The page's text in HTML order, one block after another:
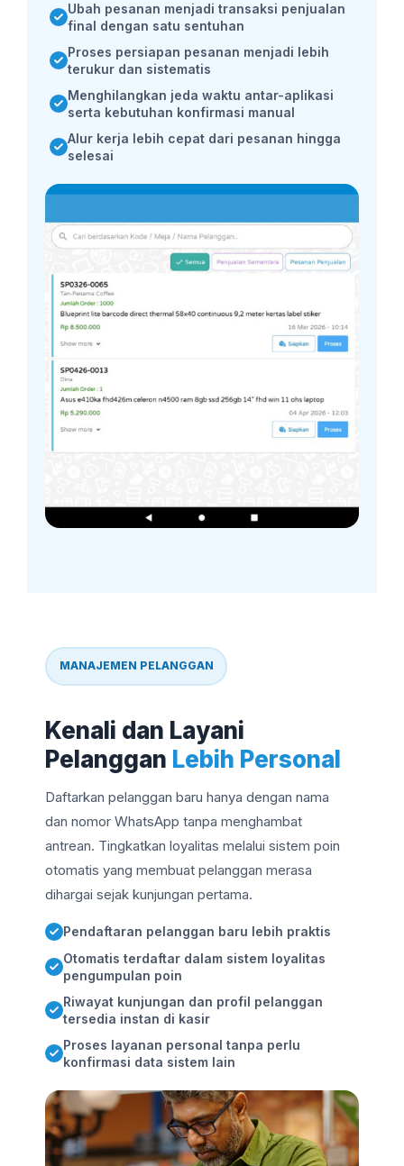
Ubah pesanan menjadi transaksi penjualan
final dengan satu sentuhan
Proses persiapan pesanan menjadi lebih
terukur dan sistematis
Menghilangkan jeda waktu antar-aplikasi
serta kebutuhan konfirmasi manual
Alur kerja lebih cepat dari pesanan hingga
selesai
MANAJEMEN PELANGGAN
Kenali dan Layani
Pelanggan Lebih Personal
Daftarkan pelanggan baru hanya dengan nama
dan nomor WhatsApp tanpa menghambat
antrean. Tingkatkan loyalitas melalui sistem poin
otomatis yang membuat pelanggan merasa
dihargai sejak kunjungan pertama.
Pendaftaran pelanggan baru lebih praktis
Otomatis terdaftar dalam sistem loyalitas
pengumpulan poin
Riwayat kunjungan dan profil pelanggan
tersedia instan di kasir
Proses layanan personal tanpa perlu
konfirmasi data sistem lain